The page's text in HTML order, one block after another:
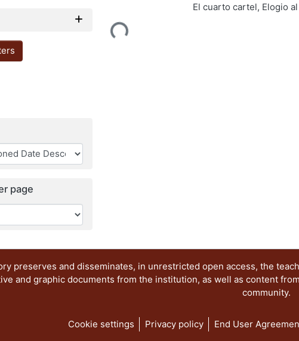
page
Loading...
Hiroko Ito Sugiyama,
El cuarto cartel, Elogio
preserves and disseminates, in unrestricted open access, the
and graphic documents from the institution, as well as content
community.
Cookie settings Privacy policy End User